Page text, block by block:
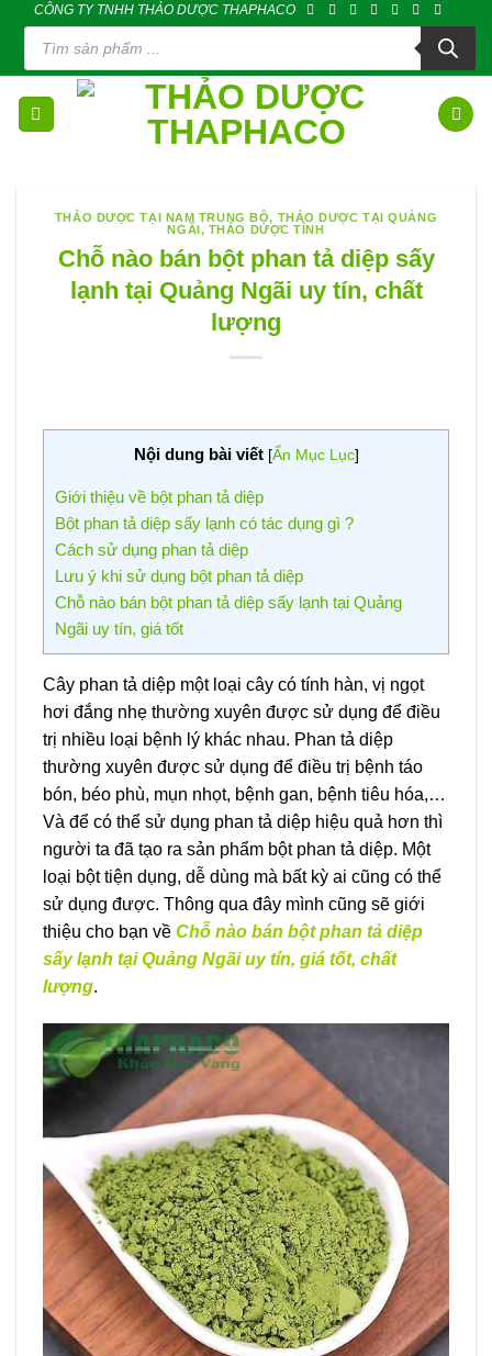
content
CÔNG TY TNHH THẢO DƯỢC THAPHACO
Tìm
kiếm
phẩm
THẢO DƯỢC TẠI NAM TRUNG BỘ, THẢO DƯỢC TẠI QUẢNG
NGÃI , THẢO DƯỢC TỈNH
Chỗ nào bán bột phan tả diệp sấy
lạnh tại Quảng Ngãi uy tín, chất
lượng
Nội dung bài viết [Ẩn Mục Lục]
Giới thiệu về bột phan tả diệp
Bột phan tả diệp sấy lạnh có tác dụng gì ?
Cách sử dụng phan tả diệp
Lưu ý khi sử dụng bột phan tả diệp
Chỗ nào bán bột phan tả diệp sấy lạnh tại Quảng
Ngãi uy tín, giá tốt
Cây phan tả diệp một loại cây có tính hàn, vị ngọt
hơi đắng nhẹ thường xuyên được sử dụng để điều
trị nhiều loại bệnh lý khác nhau. Phan tả diệp
thường xuyên được sử dụng để điều trị bệnh táo
bón, béo phù, mụn nhọt, bệnh gan, bệnh tiêu hóa,…
Và để có thể sử dụng phan tả diệp hiệu quả hơn thì
người ta đã tạo ra sản phẩm bột phan tả diệp. Một
loại bột tiện dụng, dễ dùng mà bất kỳ ai cũng có thể
sử dụng được. Thông qua đây mình cũng sẽ giới
thiệu cho bạn về Chỗ nào bán bột phan tả diệp
sấy lạnh tại Quảng Ngãi uy tín, giá tốt, chất
lượng.